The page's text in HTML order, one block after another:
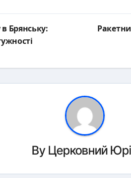
Брянську:
By Церковний